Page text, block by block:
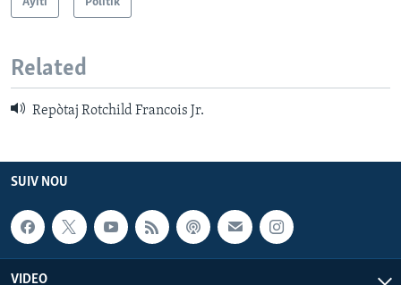
Related
Repòtaj Rotchild Francois Jr.
SUIV NOU
VIDEO